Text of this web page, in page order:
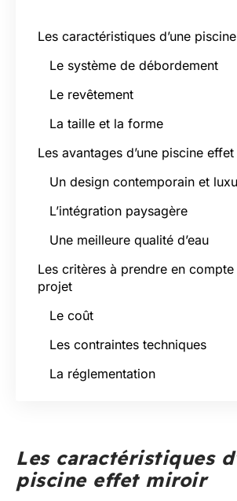
Les caractéristiques d’une
Le système de débordement
Le revêtement
La taille et la forme
Les avantages d’une piscine
Un design contemporain et
L’intégration paysagère
Une meilleure qualité d’eau
Les critères à prendre en
projet
Le coût
Les contraintes techniques
La réglementation
Les caractéristiques
piscine effet miroir